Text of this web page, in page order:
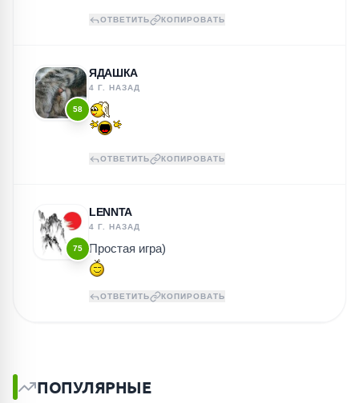
ОТВЕТИТЬ КОПИРОВАТЬ
58
ЯДАШКА
4 Г. НАЗАД
ОТВЕТИТЬ КОПИРОВАТЬ
75
LENNTA
4 Г. НАЗАД
Простая игра)
ОТВЕТИТЬ КОПИРОВАТЬ
ПОПУЛЯРНЫЕ